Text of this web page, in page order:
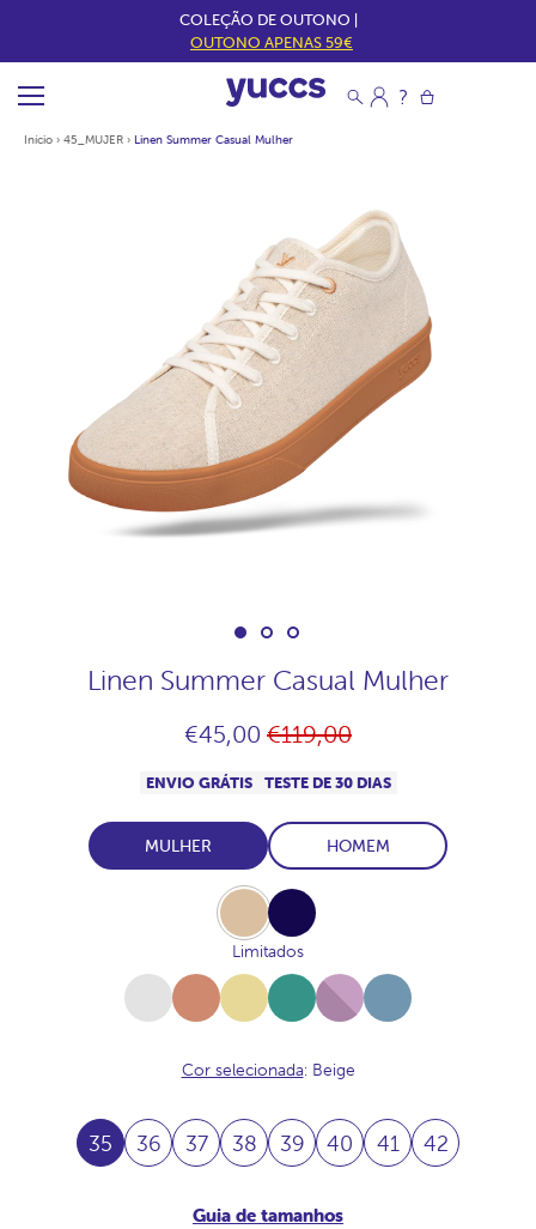
COLEÇÃO DE OUTONO |
OUTONO APENAS 59€
Início › 45_MUJER › Linen Summer Casual Mulher
Linen Summer Casual Mulher
€45,00 Preço
€119,00
ENVIO GRÁTIS TESTE DE 30 DIAS
MULHER HOMEM
Beige Navy
Limitados
White Terracota Amarillo-
Toscana
Salvia Malva Denim
Cor selecionada: Beige
35 36 37 38 39 40 41 42
Guia de tamanhos